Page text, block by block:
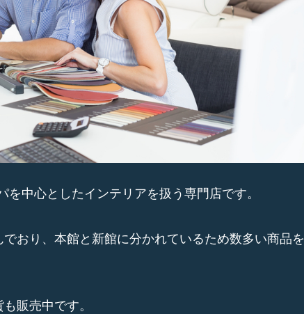
中心としたインテリアを扱う専門店です。
おり、本館と新館に分かれているため数多い商品を
販売中です。